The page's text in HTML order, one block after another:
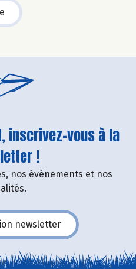
inscrivez-vous à la
!
nos événements et nos
newsletter